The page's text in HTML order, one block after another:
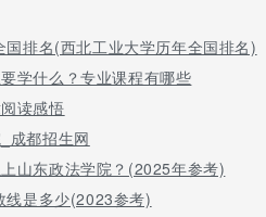
排名(西北工业大学历年全国排名)
学什么？专业课程有哪些
读感悟
成都招生网
山东政法学院？(2025年参考)
线是多少(2023参考)